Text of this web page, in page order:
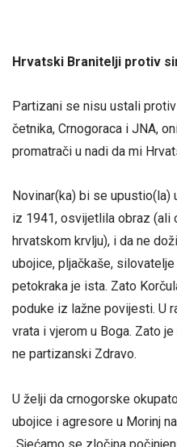
Hrvatski Branitelji protiv
Partizani se nisu ustali
četnika, Crnogoraca i JNA,
promatrači u nadi da mi
Novinar(ka) bi se upustio(la)
iz 1941, osvijetlila obraz (ali
hrvatskom krvlju), i da ne
ubojice, pljačkaše,
petokraka je ista. Zato
poduke iz lažne povijesti. U
vrata i vjerom u Boga. Zato
ne partizanski Zdravo.
U želji da crnogorske
ubojice i agresore u Morinj
„Sjećamo se zločina